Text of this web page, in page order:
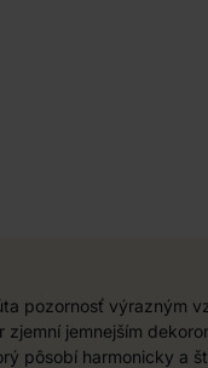
pozornosť výrazným
zjemní jemnejším
pôsobí harmonicky a